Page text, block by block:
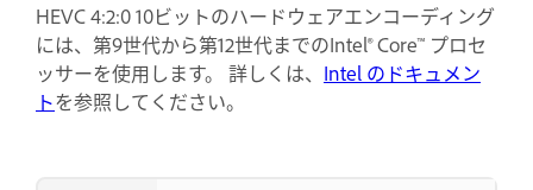
HEVC 4:2:0 10ビットのハードウェアエンコーディング
には、第9世代から第12世代までのIntel® Core™ プロセ
ッサーを使用します。 詳しくは、 Intel のドキュメン
トを参照してください。